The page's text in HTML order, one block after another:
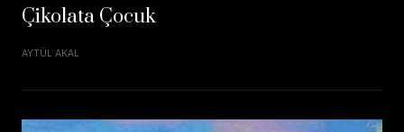
Çikolata Çocuk
AYTÜL AKAL